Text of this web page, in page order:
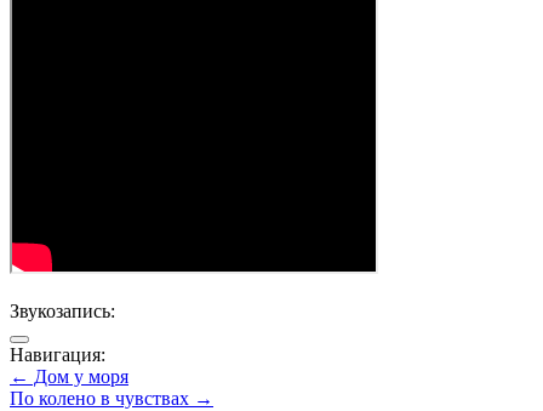
Звукозапись:
Навигация:
← Дом у моря
По колено в чувствах →